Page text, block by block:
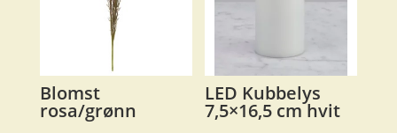
Blomst
rosa/grønn
LED Kubbelys
7,5×16,5 cm hvit